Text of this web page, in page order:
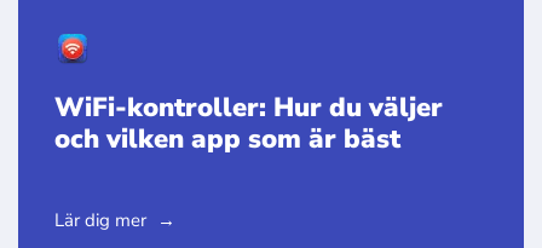
WiFi-kontroller: Hur du väljer
och vilken app som är bäst
Lär dig mer